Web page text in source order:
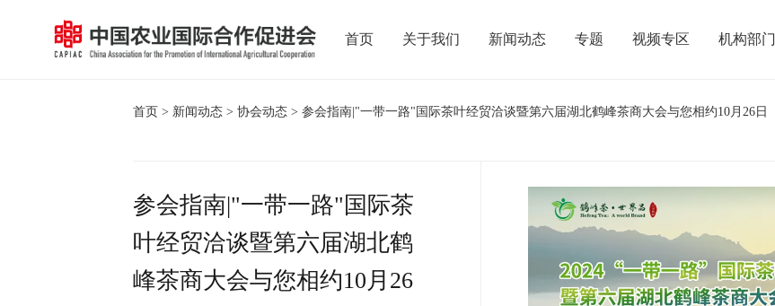
首页 关于我们 新闻动态 专题 视频专区 机构部门
首页> 新闻动态> 协会动态> 参会指南|"一带一路"国际茶叶经贸洽谈暨第六届湖北鹤峰茶商大会与您相约10月26日
参会指南|"一带一路"国际茶
叶经贸洽谈暨第六届湖北鹤
峰茶商大会与您相约10月26